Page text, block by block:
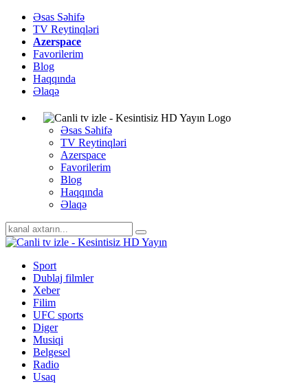
Əsas Səhifə
TV Reytinqləri
Azerspace
Favorilerim
Blog
Haqqında
Əlaqə
Əsas Səhifə
TV Reytinqləri
Azerspace
Favorilerim
Blog
Haqqında
Əlaqə
Sport
Dublaj filmler
Xeber
Filim
UFC sports
Diger
Musiqi
Belgesel
Radio
Usaq